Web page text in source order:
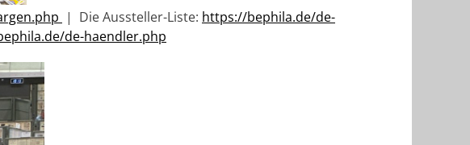
| Die Aussteller-Liste: https://bephila.de/de-
de-haendler.php